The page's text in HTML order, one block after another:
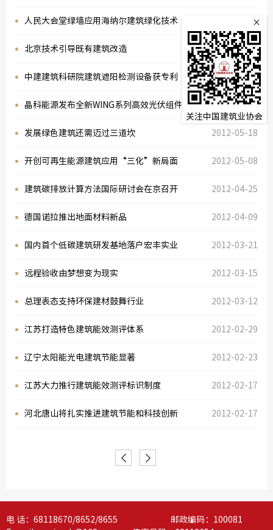
中国建
绿色建
人民大会堂绿墙应用海纳尔建筑绿化技术 2012-07-11
北京技术引导既有建筑改造 2012-07-03
中建建筑科研院建筑遮阳检测设备获专利 2012-06-06
晶科能源发布全新WING系列高效光伏组件 2012-05-23
发展绿色建筑还需迈过三道坎 2012-05-18
开创可再生能源建筑应用“三化”新局面 2012-05-08
建筑碳排放计算方法国际研讨会在京召开 2012-04-25
德国诺拉推出地面材料新品 2012-04-09
国内首个低碳建筑研发基地落户宏丰实业 2012-03-21
远程验收由梦想变为现实 2012-03-15
总理表态支持环保建材鼓舞行业 2012-03-12
江苏打造特色建筑能效测评体系 2012-02-29
辽宁太阳能光电建筑节能显著 2012-02-23
江苏大力推行建筑能效测评标识制度 2012-02-17
河北唐山将扎实推进建筑节能和科技创新 2012-02-17
电 话：68118670/8652/8655 邮政编码：100081
×
关注中国建筑业协会